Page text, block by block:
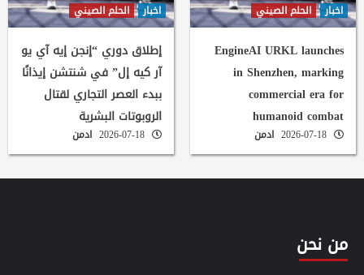
اخبار الحلم الصيني
EngineAI URKL launches
in Shenzhen, marking
commercial era for
humanoid combat
ادمن
اخبار الحلم الصيني
إطلاق دوري “إنجن إيه آي يو
آر كيه إل” في شنتشن إيذانًا
ببدء العصر التجاري لقتال
الروبوتات البشرية
ادمن
من نحن